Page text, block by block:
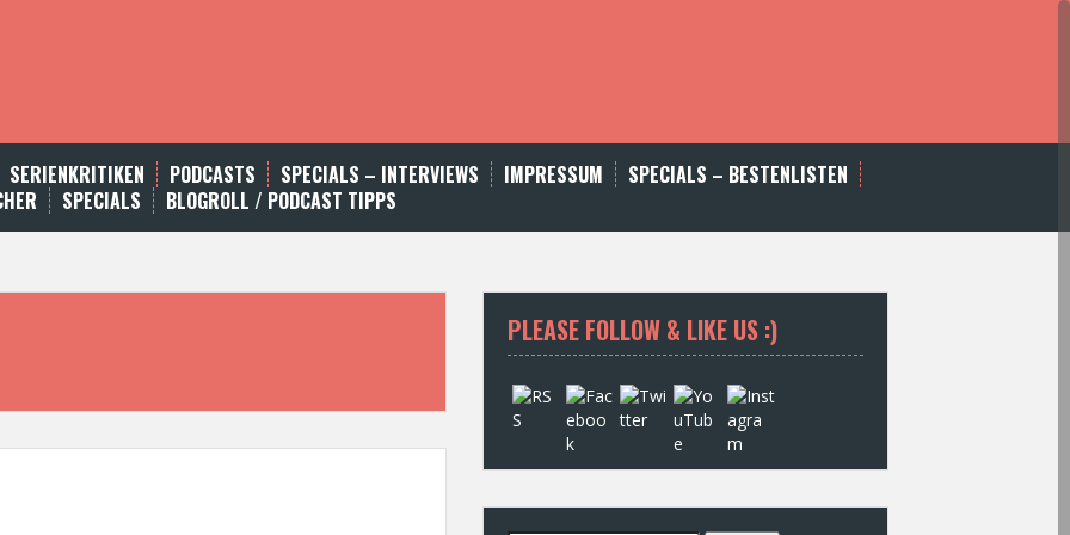
SERIENKRITIKEN PODCASTS SPECIALS – INTERVIEWS IMPRESSUM
SPECIALS – BESTENLISTEN
SPECIALS BLOGROLL / PODCAST TIPPS
PLEASE FOLLOW & LIKE US :)